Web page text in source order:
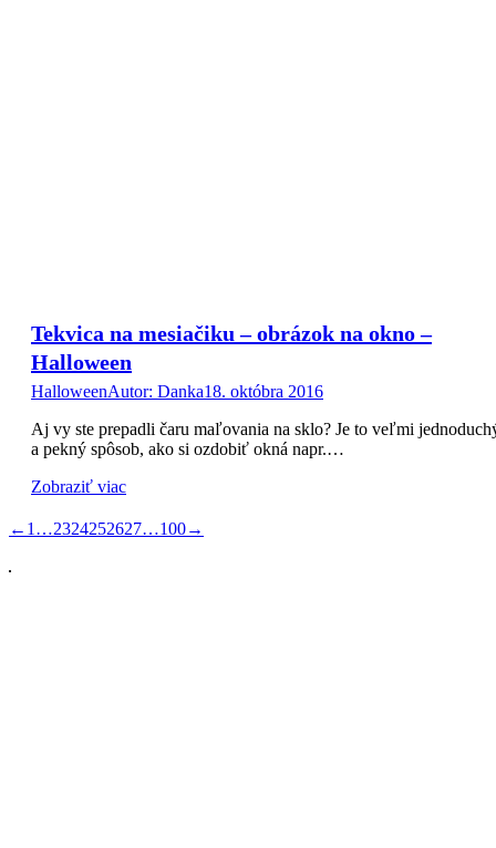
Tekvica na mesiačiku – obrázok na okno –
Halloween
HalloweenAutor: Danka18. októbra 2016
Aj vy ste prepadli čaru maľovania na sklo? Je to veľmi
a pekný spôsob, ako si ozdobiť okná napr.…
Zobraziť viac
← 1 …2324252627…100→